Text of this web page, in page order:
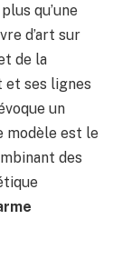
qu’une
d’art sur
de la
et ses lignes
un
modèle est le
des